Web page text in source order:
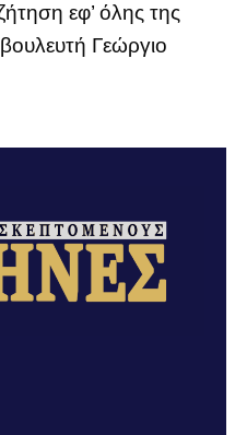
εφ’ όλης της
Γεώργιο